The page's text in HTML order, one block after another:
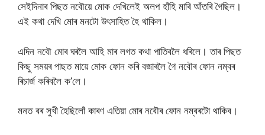
সেইদিনাৰ পিছত নবৌয়ে মোক দেখিলেই অলপ হাঁহি মাৰি আঁতৰি গৈছিল।
এই কথা দেখি মোৰ মনটো উৎসাহিত হৈ থাকিল।
এদিন নবৌ মোৰ ঘৰলৈ আহি মাৰ লগত কথা পাতিবলৈ ধৰিলে। তাৰ পিছত
কিছু সময়ৰ পাছত মায়ে মোক ফোন কৰি বজাৰলৈ গৈ নবৌৰ ফোন নম্বৰ
ৰিচাৰ্জ কৰিবলৈ ক’লে।
মনত বৰ সুখী হৈছিলোঁ কাৰণ এতিয়া মোৰ নবৌৰ ফোন নম্বৰটো থাকিব।